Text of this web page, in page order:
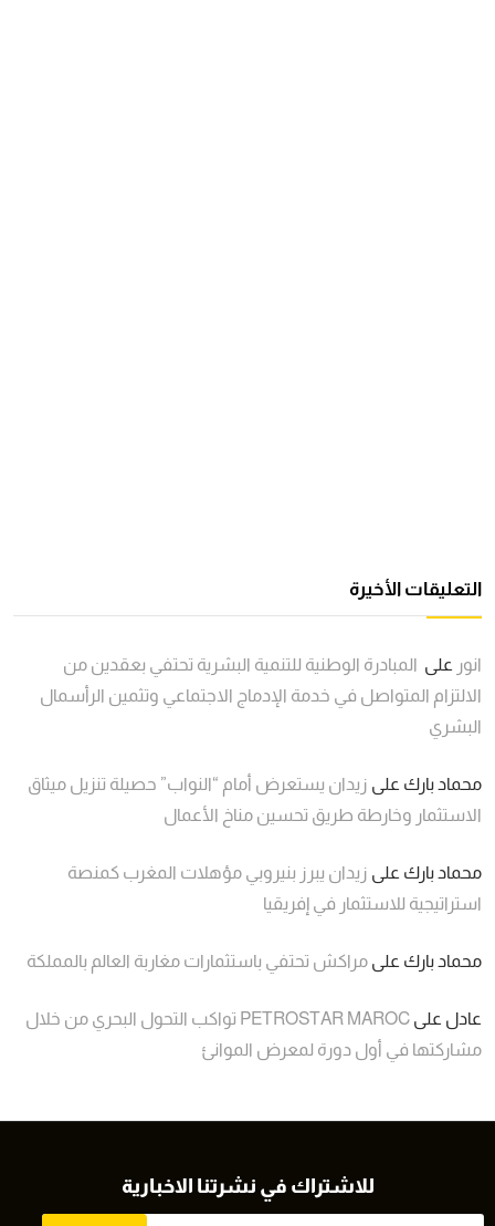
التعليقات الأخيرة
انور على المبادرة الوطنية للتنمية البشرية تحتفي بعقدين من
الالتزام المتواصل في خدمة الإدماج الاجتماعي وتثمين الرأسمال
البشري
محماد بارك على زيدان يستعرض أمام “النواب” حصيلة تنزيل ميثاق
الاستثمار وخارطة طريق تحسين مناخ الأعمال
محماد بارك على زيدان يبرز بنيروبي مؤهلات المغرب كمنصة
استراتيجية للاستثمار في إفريقيا
محماد بارك على مراكش تحتفي باستثمارات مغاربة العالم بالمملكة
عادل على
PETROSTAR MAROC تواكب التحول البحري من خلال
مشاركتها في أول دورة لمعرض الموانئ
للاشتراك في نشرتنا الاخبارية